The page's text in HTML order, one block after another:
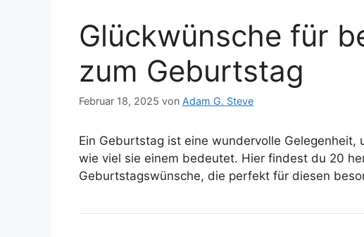
Glückwünsche für
zum Geburtstag
Februar 18, 2025 von Adam G. Steve
Ein Geburtstag ist eine wundervolle Gelegenheit,
wie viel sie einem bedeutet. Hier findest du 20
Geburtstagswünsche, die perfekt für diesen